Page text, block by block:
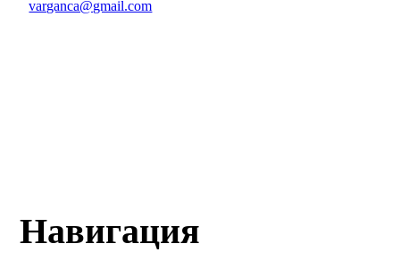
varganca@gmail.com
Навигация